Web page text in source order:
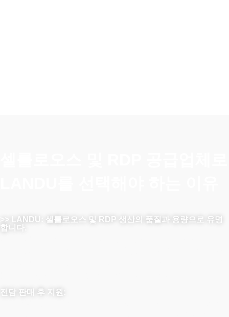
>> LANDU: 셀룰로오스 및 RDP 생산의 품질과 용량으로 유명
합니다.
전담 판매 후 지원: